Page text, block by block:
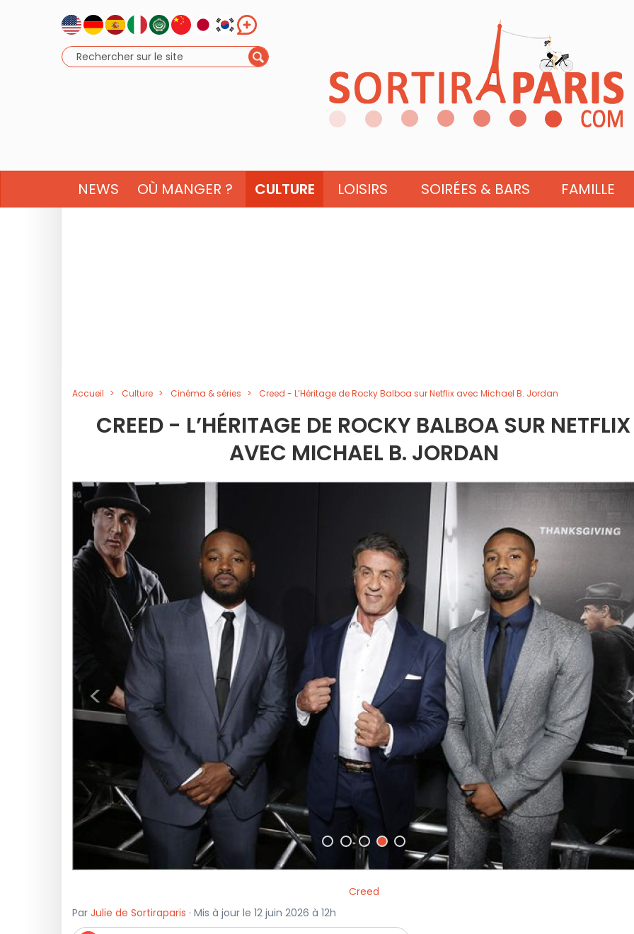
NEWS OÙ MANGER ? CULTURE LOISIRS SOIRÉES & BARS FAMILLE
Accueil Culture Cinéma & séries Creed - L’Héritage de Rocky Balboa sur Netflix avec Michael B. Jordan
CREED - L’HÉRITAGE DE ROCKY BALBOA SUR NETFLIX
AVEC MICHAEL B. JORDAN
<
Creed
Par Julie de Sortiraparis · Mis à jour le 12 juin 2026 à 12h